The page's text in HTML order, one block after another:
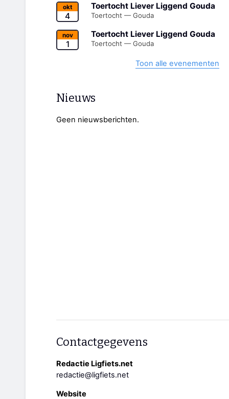
okt
4
Toertocht Liever Liggend Gouda
Toertocht — Gouda
nov
1
Toertocht Liever Liggend Gouda
Toertocht — Gouda
Toon alle evenementen
Nieuws
Geen nieuwsberichten.
Contactgegevens
Redactie Ligfiets.net
redactie@ligfiets.net
Website